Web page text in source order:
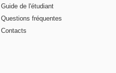
Guide de l'étudiant
Questions fréquentes
Contacts